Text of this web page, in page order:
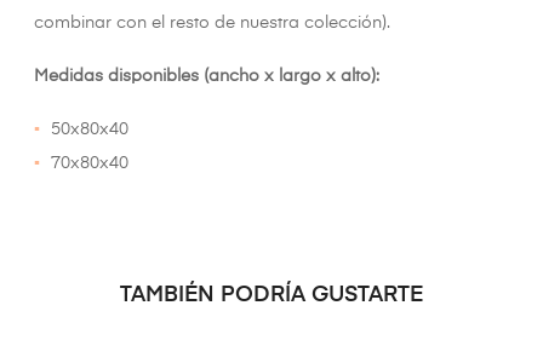
combinar con el resto de nuestra colección).
Medidas disponibles (ancho x largo x alto):
50x80x40
70x80x40
TAMBIÉN PODRÍA GUSTARTE